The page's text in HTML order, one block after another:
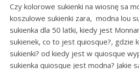
Czy kolorowe sukienki na wiosnę sa
koszulowe sukienki zara, modna lou
sukienka dla 50 latki, kiedy jest
sukienek, co to jest quiosque?, gdzie
sukienki? od kiedy jest w quiosque
sukienka quiosque jest modna? Jakie